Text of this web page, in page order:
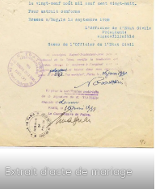
Extrait d’acte de mariage